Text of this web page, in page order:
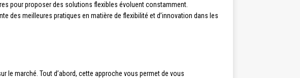
pour proposer des solutions flexibles évoluent constamment.
des meilleures pratiques en matière de flexibilité et d’innovation dans les
marché. Tout d’abord, cette approche vous permet de vous